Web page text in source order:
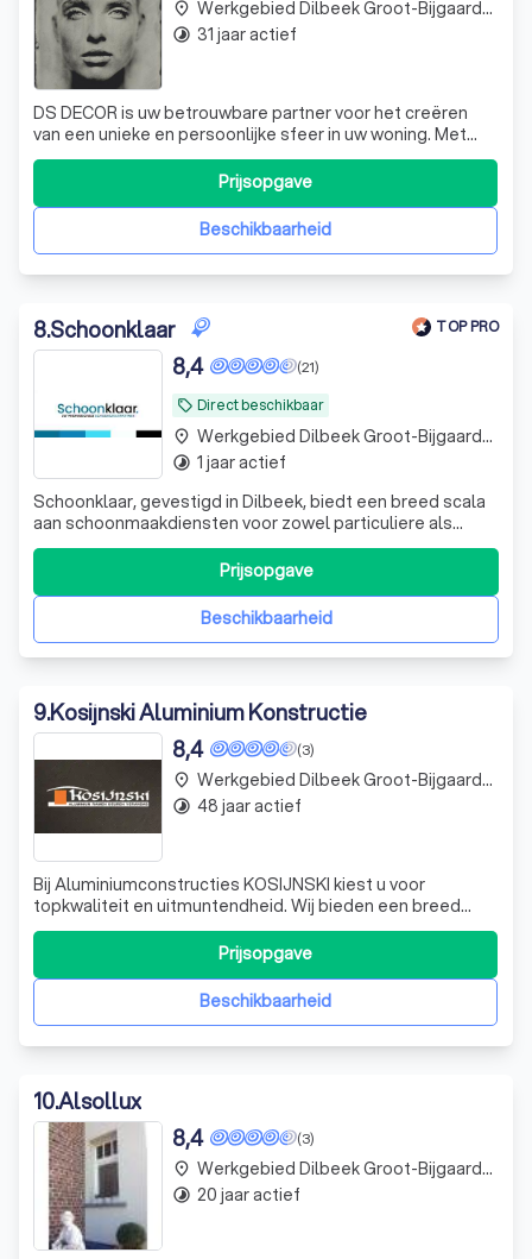
DS DECOR is uw betrouwbare partner voor het creëren
van een unieke en persoonlijke sfeer in uw woning. Met
meer dan 55 jaar ervaring in de branche, onderscheiden we
ons door onze passie voor kwaliteit, oog voor trends en
aandacht voor uw ultieme comfort. Of uw stijl nu klassiek
of minimalistisch is,
Beschikbaarheid
Prijsopgave
place Werkgebied Dilbeek Groot-Bijgaarden
timelapse 31 jaar actief
8.Schoonklaar TOP PRO
local_offer Direct beschikbaar
(21)
8,4
Schoonklaar, gevestigd in Dilbeek, biedt een breed scala
aan schoonmaakdiensten voor zowel particuliere als
commerciële klanten. Onze diensten omvatten het
reinigen van vensters, dakgoten, zonnepanelen, opritten
en terrassen, evenals kantoren, winkelpanden,
opleveringen en dieptereiniging van zetels
Beschikbaarheid
Prijsopgave
place Werkgebied Dilbeek Groot-Bijgaarden
timelapse 1 jaar actief
9.Kosijnski Aluminium Konstructie
(3)
8,4
Bij Aluminiumconstructies KOSIJNSKI kiest u voor
topkwaliteit en uitmuntendheid. Wij bieden een breed
scala aan systemen met een grote variëteit aan
kleurmogelijkheden. Onze producten zijn perfect water-
en winddicht, maximaal geïsoleerd en dit alles wordt
ondersteund door technische goedkeuringen.
Beschikbaarheid
Prijsopgave
place Werkgebied Dilbeek Groot-Bijgaarden
timelapse 48 jaar actief
10.Alsollux
(3)
8,4
place Werkgebied Dilbeek Groot-Bijgaarden
timelapse 20 jaar actief